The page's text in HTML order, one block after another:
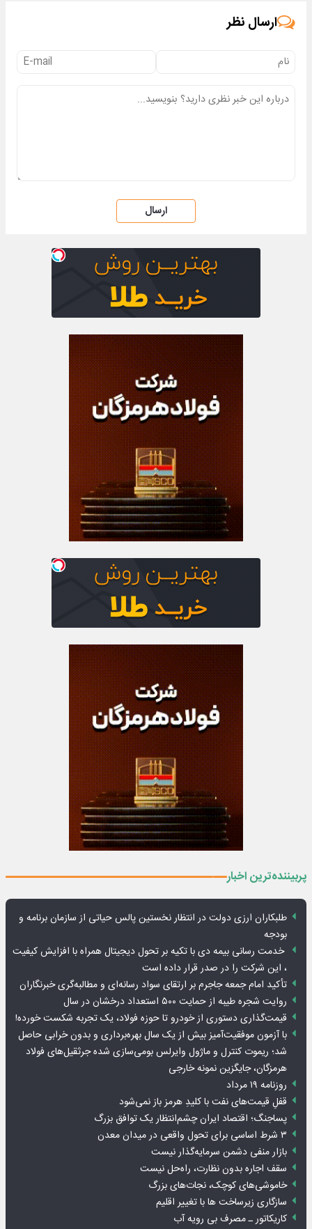
ارسال نظر
ارسال
پربیننده‌ترین اخبار
طلبکاران ارزی دولت در انتظار نخستین پالس حیاتی از سازمان برنامه و
بودجه
خدمت رسانی بیمه دی با تکیه بر تحول دیجیتال همراه با افزایش کیفیت
، این شرکت را در صدر قرار داده است
تأکید امام جمعه جاجرم بر ارتقای سواد رسانه‌ای و مطالبه‌گری خبرنگاران
روایت شجره طیبه از حمایت ۵۰۰ استعداد درخشان در سال
قیمت‌گذاری دستوری از خودرو تا حوزه فولاد، یک تجربه شکست خورده!
با آزمون موفقیت‌آمیز بیش از یک سال بهره‌برداری و بدون خرابی حاصل
شد؛ ریموت کنترل و ماژول وایرلس بومی‌سازی شده جرثقیل‌های فولاد
هرمزگان، جایگزین نمونه خارجی
روزنامه ۱۹ مرداد
قفلِ قیمت‌های نفت با کلیدِ هرمز باز نمی‌شود
پساجنگ؛ اقتصاد ایران چشم‌انتظار یک توافق بزرگ
۳ شرط اساسی برای تحول واقعی در میدان معدن
بازار منفی دشمن سرمایه‌گذار نیست
سقف اجاره بدون نظارت، راه‌حل نیست
خاموشی‌های کوچک، نجات‌های بزرگ
سازگاری زیرساخت ها با تغییر اقلیم
کاریکاتور ـ مصرف بی رویه آب